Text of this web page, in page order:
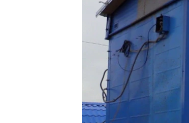
УКРАИНСКАЯ ПРОБЛЕМА КРЫМА